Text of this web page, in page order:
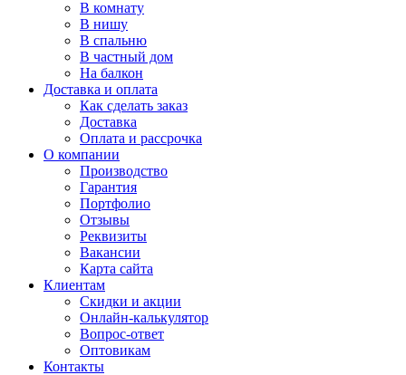
В комнату
В нишу
В спальню
В частный дом
На балкон
Доставка и оплата
Как сделать заказ
Доставка
Оплата и рассрочка
О компании
Производство
Гарантия
Портфолио
Отзывы
Реквизиты
Вакансии
Карта сайта
Клиентам
Скидки и акции
Онлайн-калькулятор
Вопрос-ответ
Оптовикам
Контакты